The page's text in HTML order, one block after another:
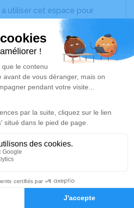
Hommages
utiliser cet espace pour
partager des photos
ou exprimer vos pensées
ou des textes. Cet endroit
dédié à honorer la
à 17h15
Montauban
Martial
Je rends hommage